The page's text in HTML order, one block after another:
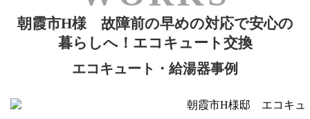
朝霞市H様 故障前の早めの対応で安心の
暮らしへ！エコキュート交換
エコキュート・給湯器事例